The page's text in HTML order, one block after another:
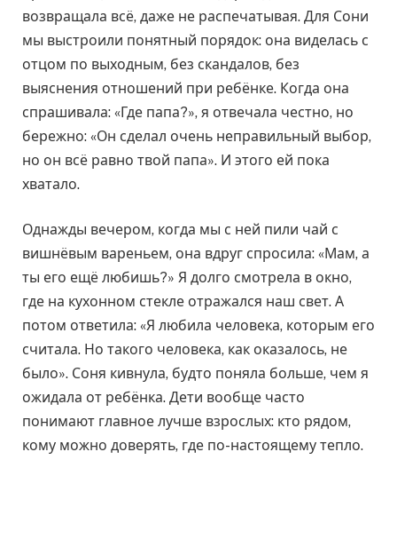
возвращала всё, даже не распечатывая. Для Сони
мы выстроили понятный порядок: она виделась с
отцом по выходным, без скандалов, без
выяснения отношений при ребёнке. Когда она
спрашивала: «Где папа?», я отвечала честно, но
бережно: «Он сделал очень неправильный выбор,
но он всё равно твой папа». И этого ей пока
хватало.
Однажды вечером, когда мы с ней пили чай с
вишнёвым вареньем, она вдруг спросила: «Мам, а
ты его ещё любишь?» Я долго смотрела в окно,
где на кухонном стекле отражался наш свет. А
потом ответила: «Я любила человека, которым его
считала. Но такого человека, как оказалось, не
было». Соня кивнула, будто поняла больше, чем я
ожидала от ребёнка. Дети вообще часто
понимают главное лучше взрослых: кто рядом,
кому можно доверять, где по-настоящему тепло.